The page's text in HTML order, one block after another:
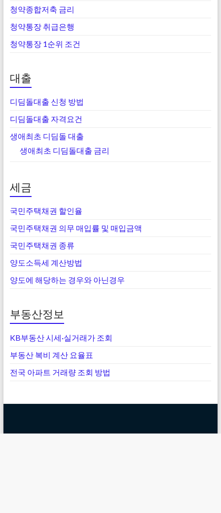
청약종합저축 금리
청약통장 취급은행
청약통장 1순위 조건
대출
디딤돌대출 신청 방법
디딤돌대출 자격요건
생애최초 디딤돌 대출
생애최초 디딤돌대출 금리
세금
국민주택채권 할인율
국민주택채권 의무 매입률 및 매입금액
국민주택채권 종류
양도소득세 계산방법
양도에 해당하는 경우와 아닌경우
부동산정보
KB부동산 시세·실거래가 조회
부동산 복비 계산 요율표
전국 아파트 거래량 조회 방법